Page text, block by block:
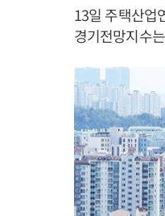
13일 주택산업
경기전망지수